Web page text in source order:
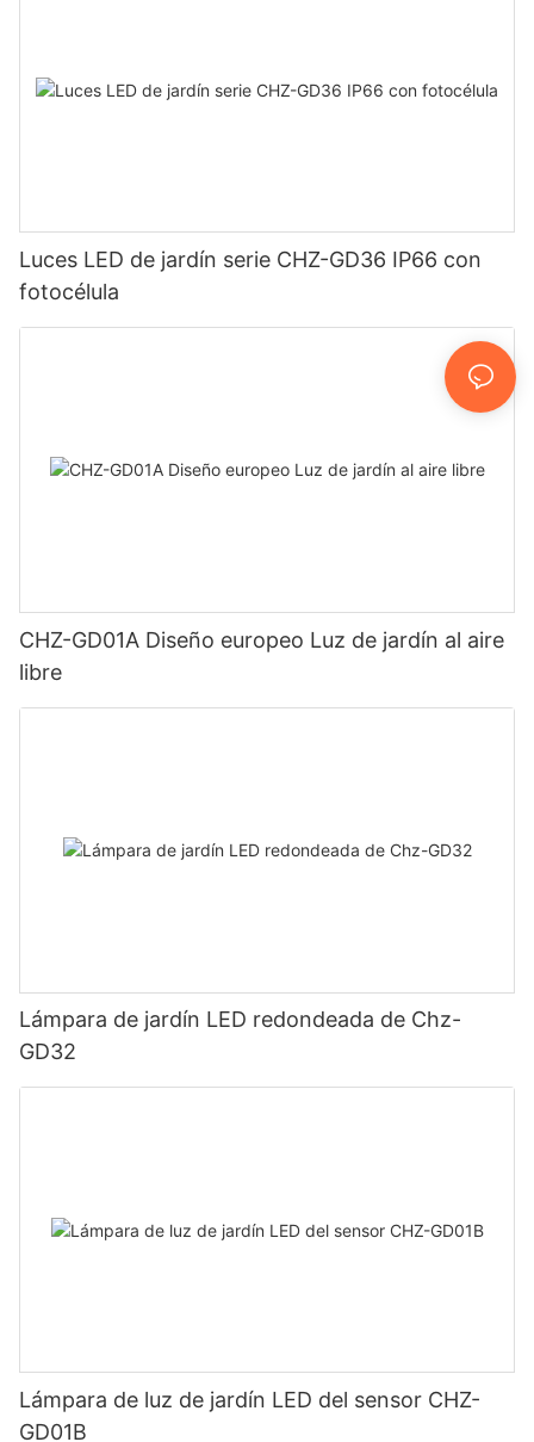
Luces LED de jardín serie CHZ-GD36 IP66 con
fotocélula
CHZ-GD01A Diseño europeo Luz de jardín al aire
libre
Lámpara de jardín LED redondeada de Chz-
GD32
Lámpara de luz de jardín LED del sensor CHZ-
GD01B